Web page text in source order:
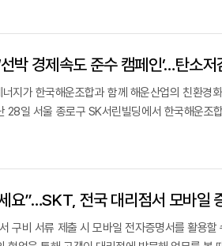
박 경제속도 준수 캠페인’…탄소저
지가 한국해운조합과 함께 해운산업의 친환경
28일 서울 종로구 SK서린빌딩에서 한국해운조
요”…SKT, 전국 대리점서 모바일
구비 서류 제출 시 모바일 전자증명서를 활용할